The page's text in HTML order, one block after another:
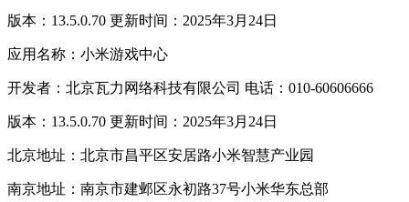
版本：13.5.0.70 更新时间：2025年3月24日
应用名称：小米游戏中心
开发者：北京瓦力网络科技有限公司 电话：010-60606666
版本：13.5.0.70 更新时间：2025年3月24日
北京地址：北京市昌平区安居路小米智慧产业园
南京地址：南京市建邺区永初路37号小米华东总部